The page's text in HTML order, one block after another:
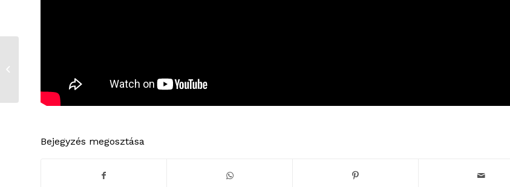
Bejegyzés megosztása
FSC-Erőss útnál